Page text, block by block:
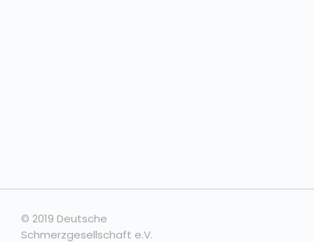
© 2019 Deutsche
Schmerzgesellschaft e.V.